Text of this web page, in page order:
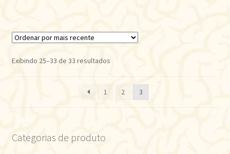
Exibindo 25–33 de 33 resultadosClassificado
recente
1 2 3
Categorias de produto